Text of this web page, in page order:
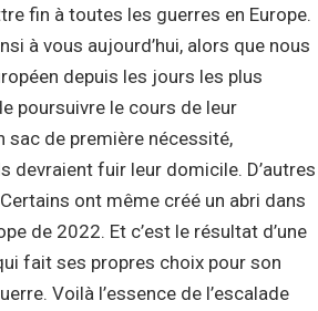
fin à toutes les guerres en Europe.
à vous aujourd’hui, alors que nous
depuis les jours les plus
poursuivre le cours de leur
sac de première nécessité,
fuir leur domicile. D’autres
ont même créé un abri dans
de 2022. Et c’est le résultat d’une
fait ses propres choix pour son
Voilà l’essence de l’escalade